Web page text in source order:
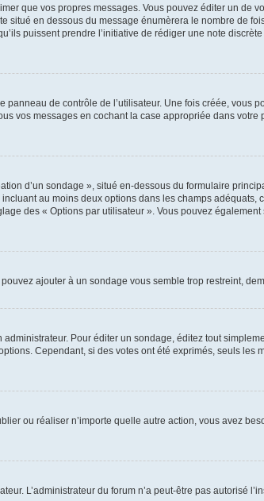
que vos propres messages. Vous pouvez éditer un de
en dessous du message énumèrera le nombre de
puissent prendre l’initiative de rédiger une note
de contrôle de l’utilisateur. Une fois créée, vous
vos messages en cochant la case appropriée dans
d’un sondage », situé en-dessous du formulaire
au moins deux options dans les champs
des « Options par utilisateur ». Vous pouvez
ajouter à un sondage vous semble trop restreint,
Pour éditer un sondage, éditez tout
Cependant, si des votes ont été exprimés, seuls
ou réaliser n’importe quelle autre action, vous avez
L’administrateur du forum n’a peut-être pas autorisé